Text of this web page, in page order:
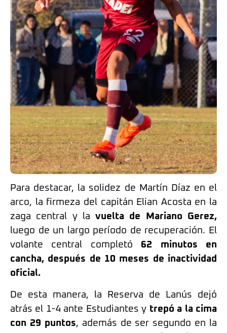
Para destacar, la solidez de Martín Díaz en el
arco, la firmeza del capitán Elian Acosta en la
zaga central y lavuelta de Mariano Gerez,
luego de un largo período de recuperación. El
volante central completó 62 minutos en
cancha, después de 10 meses de inactividad
oficial.
De esta manera, la Reserva de Lanús dejó
atrás el 1-4 ante Estudiantes y trepó a la cima
con 29 puntos, además de ser segundo en la